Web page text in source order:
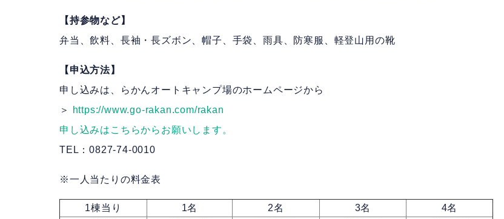
【持参物など】
弁当、飲料、長袖・長ズボン、帽子、手袋、雨具、防寒服、軽登山用の靴
【申込方法】
申し込みは、らかんオートキャンプ場のホームページから
＞
https://www.go-rakan.com/rakan
申し込みはこちらからお願いします。
TEL：0827-74-0010
※一人当たりの料金表
1棟当り 1名 2名 3名
4名